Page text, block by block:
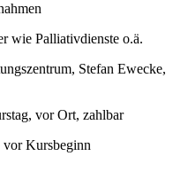
wie Palliativdienste o.ä.
Stefan Ewecke,
vor Ort, zahlbar
vor Kursbeginn